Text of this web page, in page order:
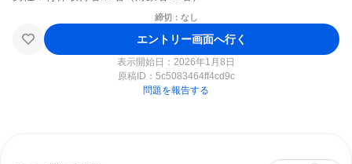
締切：なし
エントリー画面へ行く
表示開始日：2026年1月8日
原稿ID： 5c5083464ff4cd9c
問題を報告する